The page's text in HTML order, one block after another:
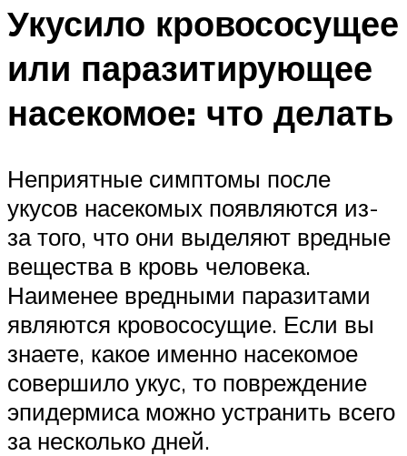
Укусило кровососущее
или паразитирующее
насекомое: что делать
Неприятные симптомы после
укусов насекомых появляются из-
за того, что они выделяют вредные
вещества в кровь человека.
Наименее вредными паразитами
являются кровососущие. Если вы
знаете, какое именно насекомое
совершило укус, то повреждение
эпидермиса можно устранить всего
за несколько дней.